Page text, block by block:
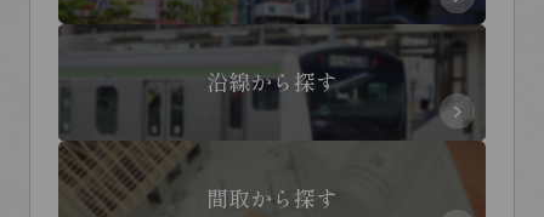
沿線から探す
間取から探す